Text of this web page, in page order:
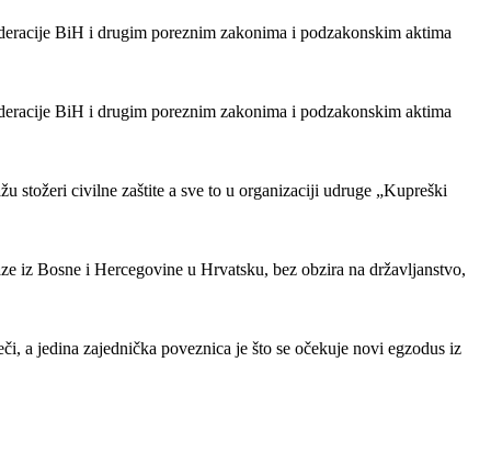
BiH i drugim poreznim zakonima i podzakonskim aktima
BiH i drugim poreznim zakonima i podzakonskim aktima
stožeri civilne zaštite a sve to u organizaciji udruge „Kupreški
iz Bosne i Hercegovine u Hrvatsku, bez obzira na državljanstvo,
a jedina zajednička poveznica je što se očekuje novi egzodus iz